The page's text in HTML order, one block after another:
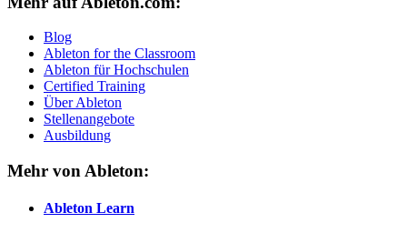
Blog
Ableton for the Classroom
Ableton für Hochschulen
Certified Training
Über Ableton
Stellenangebote
Ausbildung
Mehr von Ableton:
Ableton Learn